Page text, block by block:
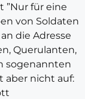
”Nur für eine
von Soldaten
die Adresse
Querulanten,
sogenannten
aber nicht auf: